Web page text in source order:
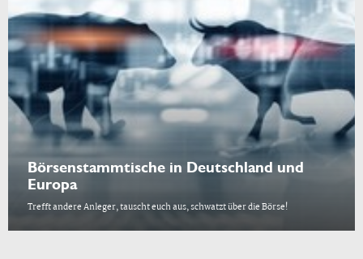
Börsenstammtische in Deutschland und
Europa
Trefft andere Anleger, tauscht euch aus, schwatzt über die Börse!